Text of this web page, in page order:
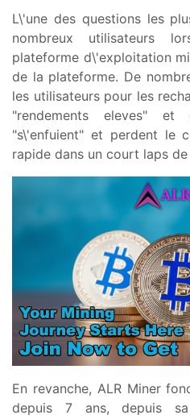
L\'une des questions les
nombreux utilisateurs
plateforme d\'exploitation
de la plateforme. De
les utilisateurs pour les
"rendements eleves"
"s\'enfuient" et perdent le
rapide dans un court laps
En revanche, ALR Miner
depuis 7 ans, depuis